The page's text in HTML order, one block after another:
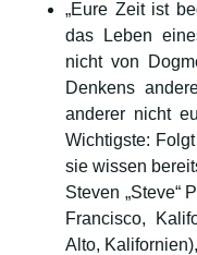
„Eure Zeit ist
das Leben
nicht von
Denkens
anderer nicht
Wichtigste:
sie wissen
Steven „Steve“
Francisco,
Alto,